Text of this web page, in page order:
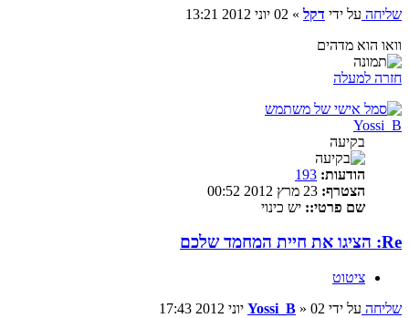
שליחה על ידי דקל » 02 יוני 2012 13:21
וואו הוא מדהים
חזרה למעלה
Yossi_B
בקיעה
הודעות: 193
הצטרף:
שם פרטי:: יש כינוי
Re: הציגו את חיית המחמד שלכם
ציטוט
שליחה על ידי Yossi_B » 02 יוני 2012 17:43